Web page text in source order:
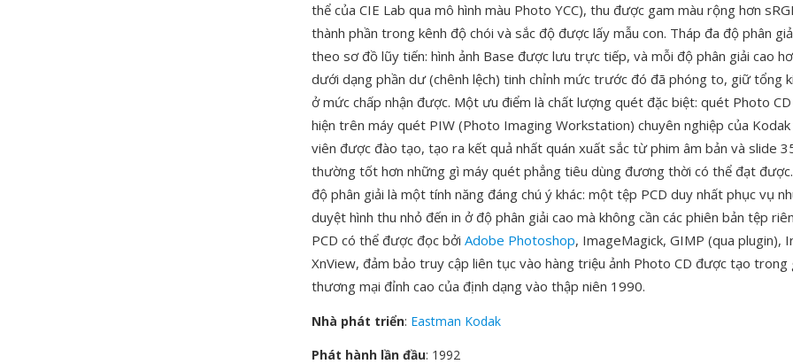
thể của CIE Lab qua mô hình màu Photo YCC), thu được gam màu rộng hơn
thành phần trong kênh độ chói và sắc độ được lấy mẫu con. Tháp đa độ phân
theo sơ đồ lũy tiến: hình ảnh Base được lưu trực tiếp, và mỗi độ phân giải cao
dưới dạng phần dư (chênh lệch) tinh chỉnh mức trước đó đã phóng to, giữ tổng
ở mức chấp nhận được. Một ưu điểm là chất lượng quét đặc biệt: quét Photo
hiện trên máy quét PIW (Photo Imaging Workstation) chuyên nghiệp của
viên được đào tạo, tạo ra kết quả nhất quán xuất sắc từ phim âm bản và slide
thường tốt hơn những gì máy quét phẳng tiêu dùng đương thời có thể đạt
độ phân giải là một tính năng đáng chú ý khác: một tệp PCD duy nhất phục vụ
duyệt hình thu nhỏ đến in ở độ phân giải cao mà không cần các phiên bản tệp
PCD có thể được đọc bởi Adobe Photoshop, ImageMagick, GIMP (qua plugin),
XnView, đảm bảo truy cập liên tục vào hàng triệu ảnh Photo CD được tạo trong
thương mại đỉnh cao của định dạng vào thập niên 1990.
Nhà phát triển: Eastman Kodak
Phát hành lần đầu: 1992